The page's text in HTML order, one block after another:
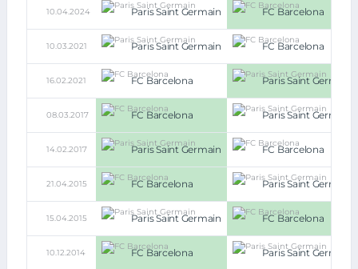
10.04.2024 Paris Saint Germain FC Barcelona
10.03.2021 Paris Saint Germain FC Barcelona
16.02.2021 FC Barcelona Paris Saint Germain
08.03.2017 FC Barcelona Paris Saint Germain
14.02.2017 Paris Saint Germain FC Barcelona
21.04.2015 FC Barcelona Paris Saint Germain
15.04.2015 Paris Saint Germain FC Barcelona
10.12.2014 FC Barcelona Paris Saint Germain